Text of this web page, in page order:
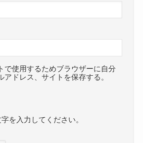
で使用するためブラウザーに自分
アドレス、サイトを保存する。
を入力してください。